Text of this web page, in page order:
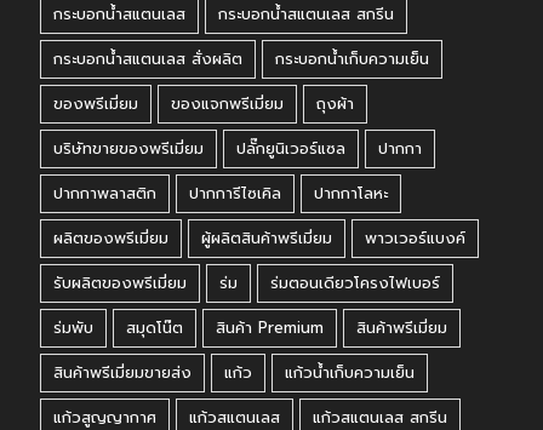
กระบอกน้ำสแตนเลส
กระบอกน้ำสแตนเลส สกรีน
กระบอกน้ำสแตนเลส สั่งผลิต
กระบอกน้ำเก็บความเย็น
ของพรีเมี่ยม
ของแจกพรีเมี่ยม
ถุงผ้า
บริษัทขายของพรีเมี่ยม
ปลั๊กยูนิเวอร์แซล
ปากกา
ปากกาพลาสติก
ปากการีไซเคิล
ปากกาโลหะ
ผลิตของพรีเมี่ยม
ผู้ผลิตสินค้าพรีเมี่ยม
พาวเวอร์แบงค์
รับผลิตของพรีเมี่ยม
ร่ม
ร่มตอนเดียวโครงไฟเบอร์
ร่มพับ
สมุดโน๊ต สินค้า Premium
สินค้าพรีเมี่ยม
สินค้าพรีเมี่ยมขายส่ง
แก้ว
แก้วน้ำเก็บความเย็น
แก้วสูญญากาศ
แก้วสแตนเลส
แก้วสแตนเลส สกรีน